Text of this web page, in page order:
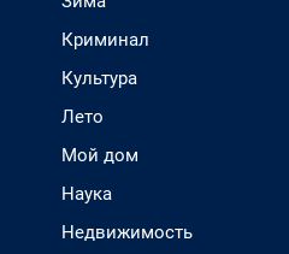
Криминал
Культура
Лето
Мой дом
Наука
Недвижимость